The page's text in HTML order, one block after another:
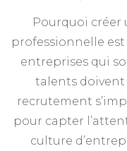
Pourquoi créer
professionnelle
entreprises qui
talents doivent
recrutement
pour capter
culture